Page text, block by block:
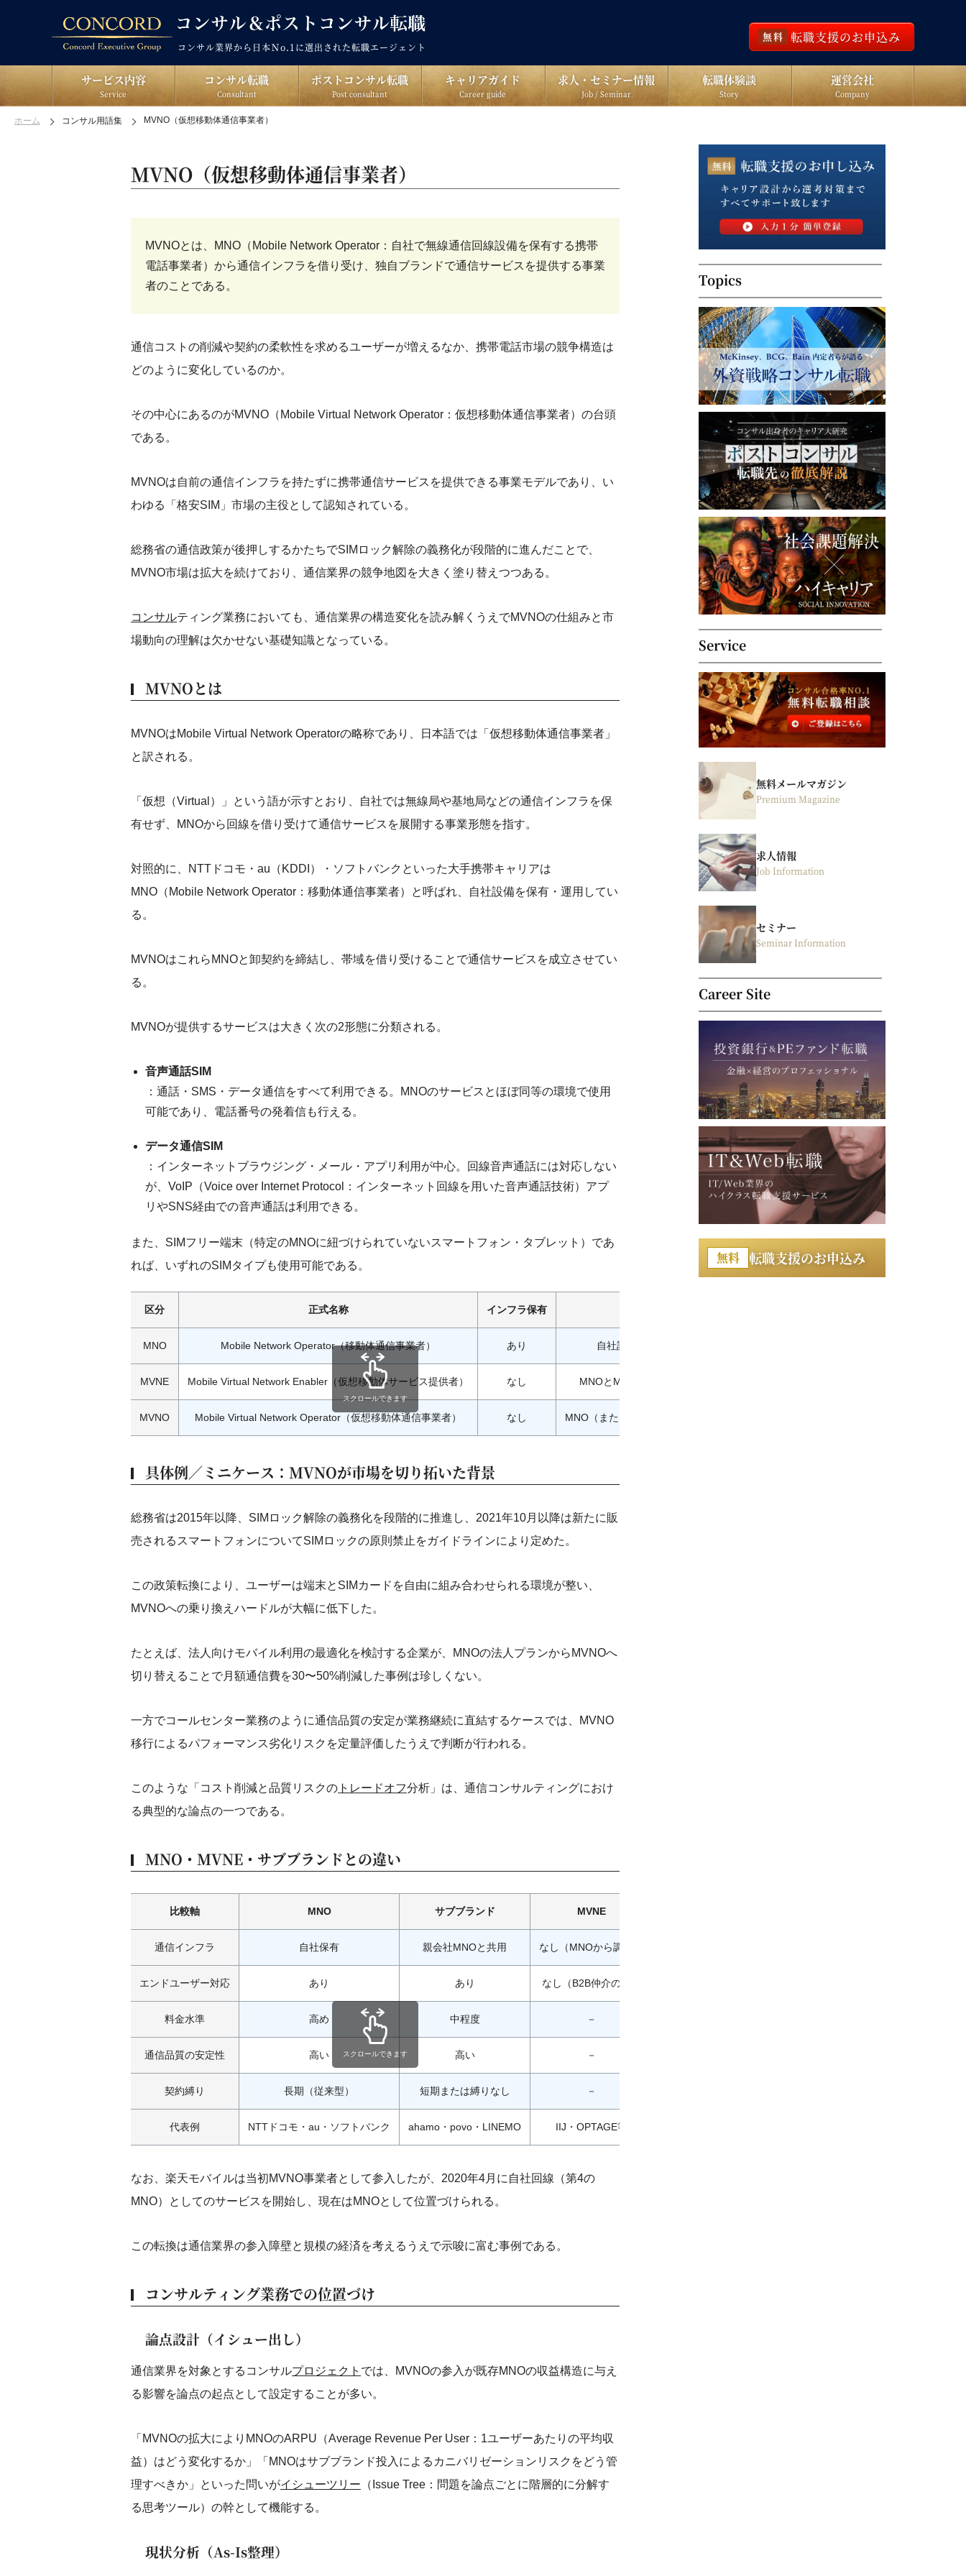
コンサル業界から日本Ｎo.1に選出された転職エージェント
無料 転職支援のお申込み
サービス内容
Service
コンサル転職
Consultant
ポストコンサル転職
Post consultant
キャリアガイド
Career guide
求人・セミナー情報
Job / Seminar
転職体験談
Story
運営会社
Company
ホーム コンサル用語集 MVNO（仮想移動体通信事業者）
MVNO（仮想移動体通信事業者）
MVNOとは、MNO（Mobile Network Operator：自社で無線通信回線設備を保有する携帯
電話事業者）から通信インフラを借り受け、独自ブランドで通信サービスを提供する事業
者のことである。
通信コストの削減や契約の柔軟性を求めるユーザーが増えるなか、携帯電話市場の競争構造は
どのように変化しているのか。
その中心にあるのがMVNO（Mobile Virtual Network Operator：仮想移動体通信事業者）の台頭
である。
MVNOは自前の通信インフラを持たずに携帯通信サービスを提供できる事業モデルであり、い
わゆる「格安SIM」市場の主役として認知されている。
総務省の通信政策が後押しするかたちでSIMロック解除の義務化が段階的に進んだことで、
MVNO市場は拡大を続けており、通信業界の競争地図を大きく塗り替えつつある。
コンサルティング業務においても、通信業界の構造変化を読み解くうえでMVNOの仕組みと市
場動向の理解は欠かせない基礎知識となっている。
MVNOとは
MVNOはMobile Virtual Network Operatorの略称であり、日本語では「仮想移動体通信事業者」
と訳される。
「仮想（Virtual）」という語が示すとおり、自社では無線局や基地局などの通信インフラを保
有せず、MNOから回線を借り受けて通信サービスを展開する事業形態を指す。
対照的に、NTTドコモ・au（KDDI）・ソフトバンクといった大手携帯キャリアは
MNO（Mobile Network Operator：移動体通信事業者）と呼ばれ、自社設備を保有・運用してい
る。
MVNOはこれらMNOと卸契約を締結し、帯域を借り受けることで通信サービスを成立させてい
る。
MVNOが提供するサービスは大きく次の2形態に分類される。
音声通話SIM
：通話・SMS・データ通信をすべて利用できる。MNOのサービスとほぼ同等の環境で使用
可能であり、電話番号の発着信も行える。
データ通信SIM
：インターネットブラウジング・メール・アプリ利用が中心。回線音声通話には対応しない
が、VoIP（Voice over Internet Protocol：インターネット回線を用いた音声通話技術）アプ
リやSNS経由での音声通話は利用できる。
また、SIMフリー端末（特定のMNOに紐づけられていないスマートフォン・タブレット）であ
れば、いずれのSIMタイプも使用可能である。
区分 正式名称 インフラ保有
MNO Mobile Network Operator（移動体通信事業者） あり 自社設備で通信サービスを提供。MVNOに回線を卸す
MVNE Mobile Virtual Network Enabler（仮想移動体サービス提供者） なし MNOとMVNOの仲介。回線・端末調達・システム基盤を支援
MVNO Mobile Virtual Network Operator（仮想移動体通信事業者） なし MNO（またはMVNE経由）から回線を借りてエンドユーザーに提供
スクロールできます
具体例／ミニケース：MVNOが市場を切り拓いた背景
総務省は2015年以降、SIMロック解除の義務化を段階的に推進し、2021年10月以降は新たに販
売されるスマートフォンについてSIMロックの原則禁止をガイドラインにより定めた。
この政策転換により、ユーザーは端末とSIMカードを自由に組み合わせられる環境が整い、
MVNOへの乗り換えハードルが大幅に低下した。
たとえば、法人向けモバイル利用の最適化を検討する企業が、MNOの法人プランからMVNOへ
切り替えることで月額通信費を30〜50%削減した事例は珍しくない。
一方でコールセンター業務のように通信品質の安定が業務継続に直結するケースでは、MVNO
移行によるパフォーマンス劣化リスクを定量評価したうえで判断が行われる。
このような「コスト削減と品質リスクの トレードオフ分析」は、通信コンサルティングにおけ
る典型的な論点の一つである。
MNO・MVNE・サブブランドとの違い
比較軸 MNO サブブランド MVNE
通信インフラ 自社保有 親会社MNOと共用 なし（MNOから調達）
エンドユーザー対応 あり あり なし（B2B仲介のみ）
料金水準 高め 中程度 －
通信品質の安定性 高い 高い －
契約縛り 長期（従来型） 短期または縛りなし －
代表例 NTTドコモ・au・ソフトバンク ahamo・povo・LINEMO IIJ・OPTAGE等
スクロールできます
なお、楽天モバイルは当初MVNO事業者として参入したが、2020年4月に自社回線（第4の
MNO）としてのサービスを開始し、現在はMNOとして位置づけられる。
この転換は通信業界の参入障壁と規模の経済を考えるうえで示唆に富む事例である。
コンサルティング業務での位置づけ
論点設計（イシュー出し）
通信業界を対象とするコンサルプロジェクト では、MVNOの参入が既存MNOの収益構造に与え
る影響を論点の起点として設定することが多い。
「MVNOの拡大によりMNOのARPU（Average Revenue Per User：1ユーザーあたりの平均収
益）はどう変化するか」「MNOはサブブランド投入によるカニバリゼーションリスクをどう管
理すべきか」といった問いがイシューツリー （Issue Tree：問題を論点ごとに階層的に分解す
る思考ツール）の幹として機能する。
現状分析（As-Is整理）
Topics
Service
無料メールマガジン
Premium Magazine
求人情報
Job Information
セミナー
Seminar Information
Career Site
無料 転職支援のお申込み